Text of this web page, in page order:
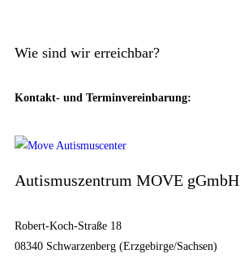
Wie sind wir erreichbar?
Kontakt- und Terminvereinbarung:
Autismuszentrum MOVE gGmbH
Robert-Koch-Straße 18
08340 Schwarzenberg (Erzgebirge/Sachsen)